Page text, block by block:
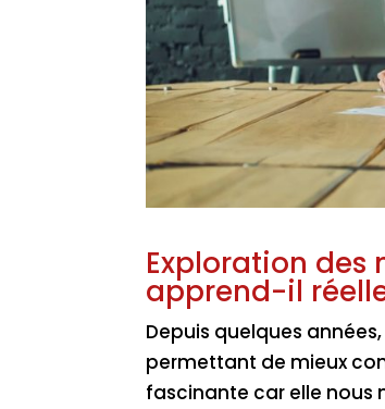
Exploration des
apprend-il
Depuis quelques années,
permettant de mieux
fascinante car elle nous